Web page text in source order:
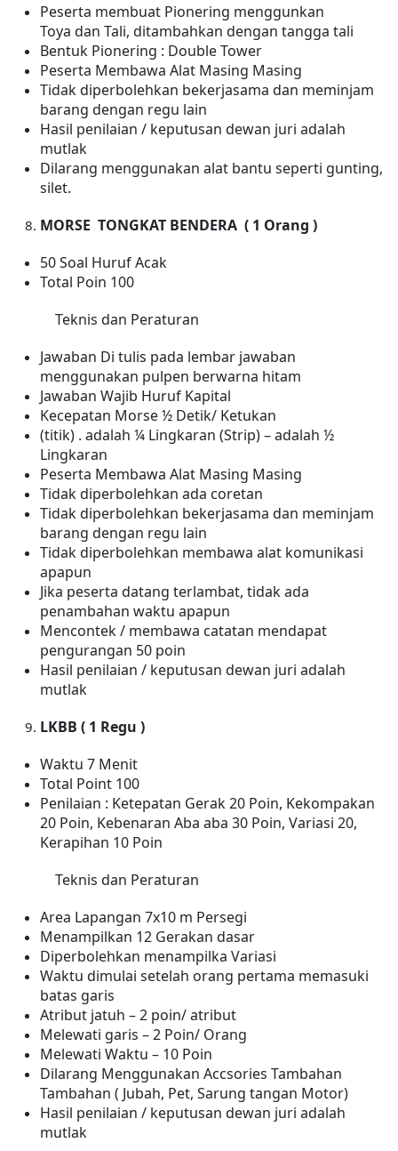
Peserta membuat Pionering menggunkan
Toya dan Tali, ditambahkan dengan tangga tali
Bentuk Pionering : Double Tower
Peserta Membawa Alat Masing Masing
Tidak diperbolehkan bekerjasama dan meminjam
barang dengan regu lain
Hasil penilaian / keputusan dewan juri adalah
mutlak
Dilarang menggunakan alat bantu seperti gunting,
silet.
MORSE TONGKAT BENDERA ( 1 Orang )
50 Soal Huruf Acak
Total Poin 100
Teknis dan Peraturan
Jawaban Di tulis pada lembar jawaban
menggunakan pulpen berwarna hitam
Jawaban Wajib Huruf Kapital
Kecepatan Morse ½ Detik/ Ketukan
(titik) . adalah ¼ Lingkaran (Strip)– adalah ½
Lingkaran
Peserta Membawa Alat Masing Masing
Tidak diperbolehkan ada coretan
Tidak diperbolehkan bekerjasama dan meminjam
barang dengan regu lain
Tidak diperbolehkan membawa alat komunikasi
apapun
Jika peserta datang terlambat, tidak ada
penambahan waktu apapun
Mencontek / membawa catatan mendapat
pengurangan 50 poin
Hasil penilaian / keputusan dewan juri adalah
mutlak
LKBB ( 1 Regu )
Waktu 7 Menit
Total Point 100
Penilaian : Ketepatan Gerak 20 Poin, Kekompakan
20 Poin, Kebenaran Aba aba 30 Poin, Variasi 20,
Kerapihan 10 Poin
Teknis dan Peraturan
Area Lapangan 7x10 m Persegi
Menampilkan 12 Gerakan dasar
Diperbolehkan menampilka Variasi
Waktu dimulai setelah orang pertama memasuki
batas garis
Atribut jatuh – 2 poin/ atribut
Melewati garis – 2 Poin/ Orang
Melewati Waktu – 10 Poin
Dilarang Menggunakan Accsories Tambahan
Tambahan ( Jubah, Pet, Sarung tangan Motor)
Hasil penilaian / keputusan dewan juri adalah
mutlak